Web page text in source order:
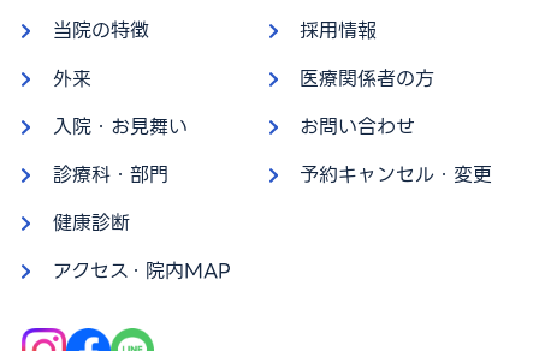
当院の特徴
外来
入院・お見舞い
診療科・部門
健康診断
アクセス・院内MAP
採用情報
医療関係者の方
お問い合わせ
予約キャンセル・変更